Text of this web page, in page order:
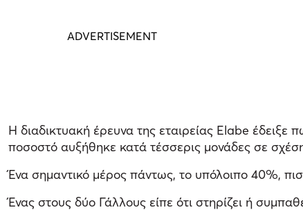
Η διαδικτυακή έρευνα της εταιρείας Elabe έδειξε
ποσοστό αυξήθηκε κατά τέσσερις μονάδες σε
Ένα σημαντικό μέρος πάντως, το υπόλοιπο 40%,
Ένας στους δύο Γάλλους είπε ότι στηρίζει ή